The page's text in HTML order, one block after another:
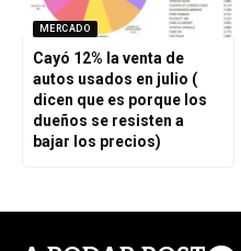
MERCADO
Cayó 12% la venta de
autos usados en julio (
dicen que es porque los
dueños se resisten a
bajar los precios)